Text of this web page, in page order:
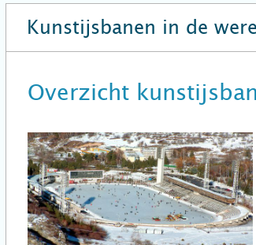
Kunstijsbanen in de
Overzicht